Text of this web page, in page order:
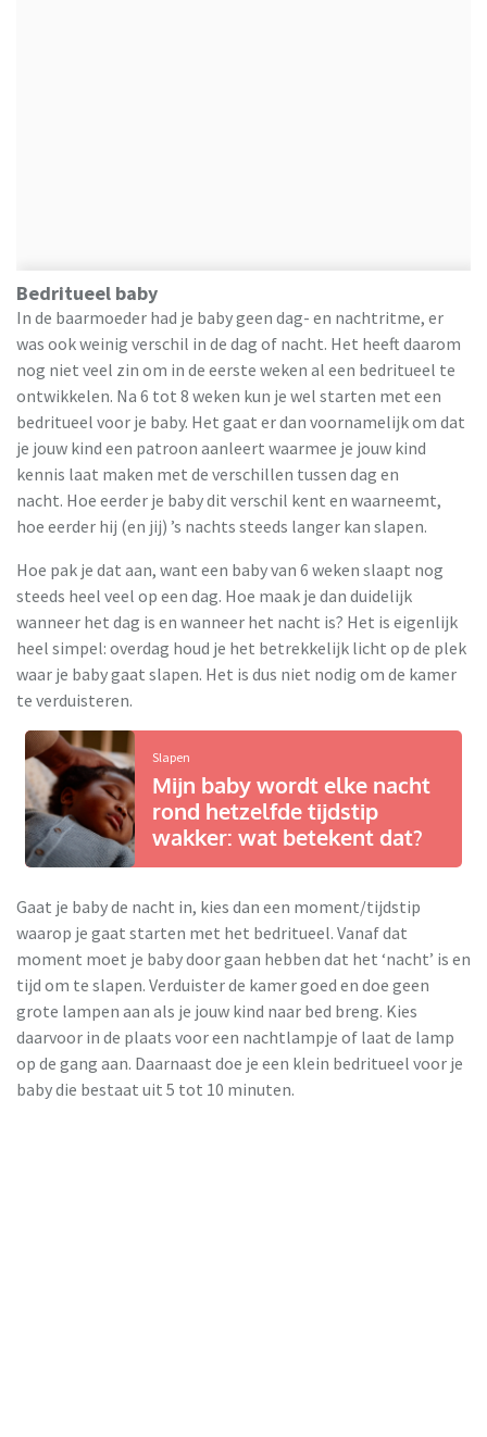
Bedritueel baby
In de baarmoeder had je baby geen dag- en nachtritme, er
was ook weinig verschil in de dag of nacht. Het heeft daarom
nog niet veel zin om in de eerste weken al een bedritueel te
ontwikkelen. Na 6 tot 8 weken kun je wel starten met een
bedritueel voor je baby. Het gaat er dan voornamelijk om dat
je jouw kind een patroon aanleert waarmee je jouw kind
kennis laat maken met de verschillen tussen dag en
nacht. Hoe eerder je baby dit verschil kent en waarneemt,
hoe eerder hij (en jij) ’s nachts steeds langer kan slapen.
Hoe pak je dat aan, want een baby van 6 weken slaapt nog
steeds heel veel op een dag. Hoe maak je dan duidelijk
wanneer het dag is en wanneer het nacht is? Het is eigenlijk
heel simpel: overdag houd je het betrekkelijk licht op de plek
waar je baby gaat slapen. Het is dus niet nodig om de kamer
te verduisteren.
Slapen
Mijn baby wordt elke nacht
rond hetzelfde tijdstip
wakker: wat betekent dat?
Gaat je baby de nacht in, kies dan een moment/tijdstip
waarop je gaat starten met het bedritueel. Vanaf dat
moment moet je baby door gaan hebben dat het ‘nacht’ is en
tijd om te slapen. Verduister de kamer goed en doe geen
grote lampen aan als je jouw kind naar bed breng. Kies
daarvoor in de plaats voor een nachtlampje of laat de lamp
op de gang aan. Daarnaast doe je een klein bedritueel voor je
baby die bestaat uit 5 tot 10 minuten.